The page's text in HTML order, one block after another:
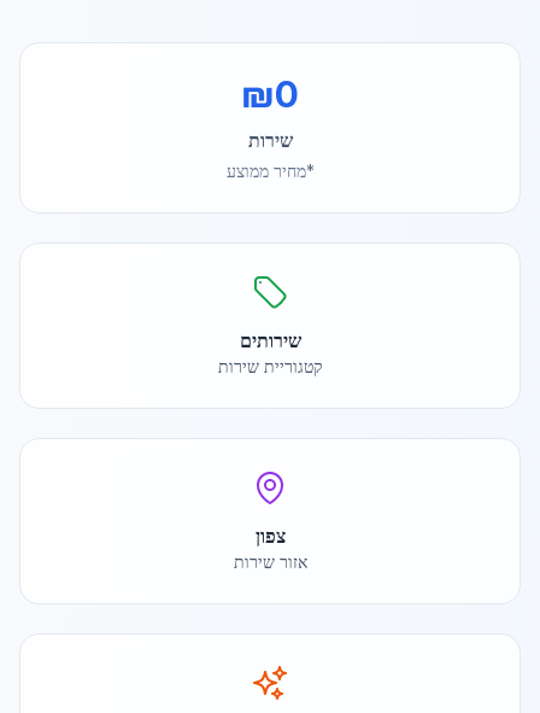
₪0
שירות
*מחיר ממוצע
שירותים
קטגוריית שירות
צפון
אזור שירות